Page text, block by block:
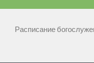
Расписание